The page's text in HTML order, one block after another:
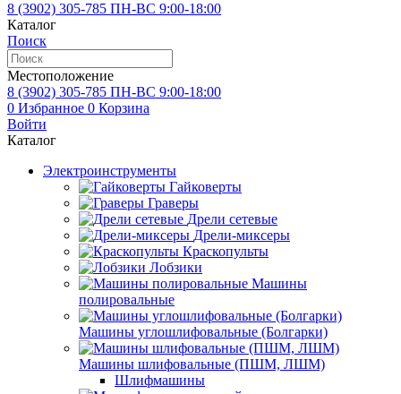
8 (3902) 305-785 ПН-ВС 9:00-18:00
Каталог
Поиск
Местоположение
8 (3902) 305-785 ПН-ВС 9:00-18:00
0 Избранное 0 Корзина
Войти
Каталог
Электроинструменты
Гайковерты
Граверы
Дрели сетевые
Дрели-миксеры
Краскопульты
Лобзики
Машины
полировальные
Машины углошлифовальные (Болгарки)
Машины шлифовальные (ПШМ, ЛШМ)
Шлифмашины